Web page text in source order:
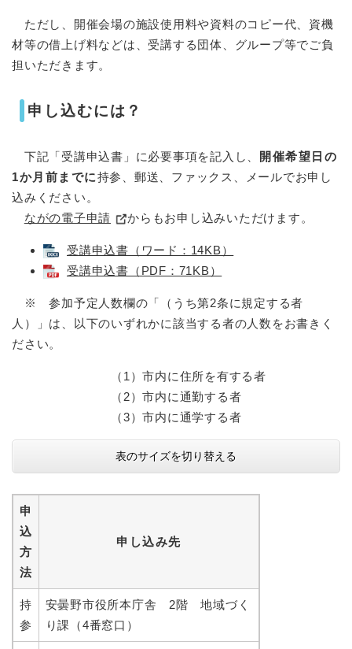
ただし、開催会場の施設使用料や資料のコピー代、資機
材等の借上げ料などは、受講する団体、グループ等でご負
担いただきます。
申し込むには？
下記「受講申込書」に必要事項を記入し、
開催希望日の
1か月前までに持参、郵送、ファックス、メールでお申し
込みください。
ながの電子申請
からもお申し込みいただけます。
受講申込書（ワード：14KB）
受講申込書（PDF：71KB）
※ 参加予定人数欄の「（うち第2条に規定する者
人）」は、以下のいずれかに該当する者の人数をお書きく
ださい。
（1）市内に住所を有する者
（2）市内に通勤する者
（3）市内に通学する者
表のサイズを切り替える
申
込
方
法
申し込み先
持
参
安曇野市役所本庁舎 2階 地域づく
り課（4番窓口）